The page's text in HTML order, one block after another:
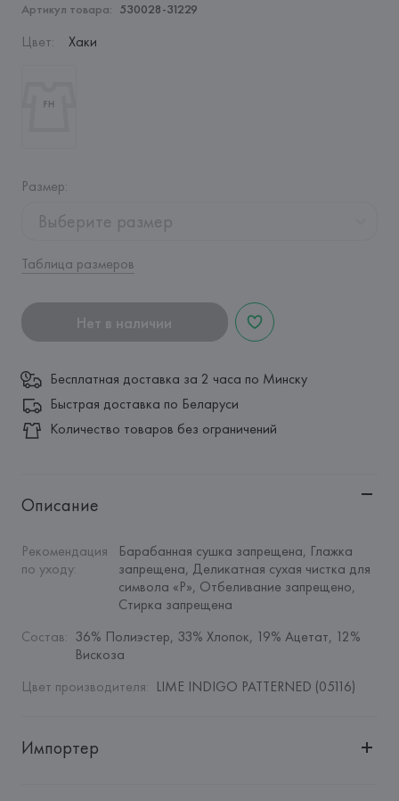
Артикул товара: 530028-31229
Цвет: Хаки
Размер:
Выберите размер
Таблица размеров
Нет в наличии
Бесплатная доставка за 2 часа по Минску
Быстрая доставка по Беларуси
Количество товаров без ограничений
Описание
Рекомендация
по уходу:
Барабанная сушка запрещена, Глажка
запрещена, Деликатная сухая чистка для
символа «P», Отбеливание запрещено,
Стирка запрещена
Состав: 36% Полиэстер, 33% Хлопок, 19% Ацетат, 12%
Вискоза
Цвет производителя: LIME INDIGO PATTERNED (05116)
Импортер